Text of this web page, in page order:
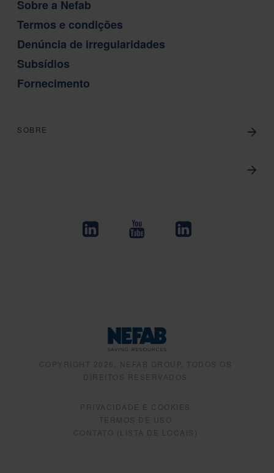
Sobre a Nefab
Termos e condições
Denúncia de irregularidades
Subsídios
Fornecimento
SOBRE
COPYRIGHT 2026, NEFAB GROUP, TODOS OS
DIREITOS RESERVADOS
PRIVACIDADE E COOKIES
TERMOS DE USO
CONTATO (LISTA DE LOCAIS)